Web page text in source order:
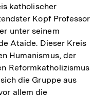
katholischer
Kopf Professor
unter seinem
Ataide. Dieser Kreis
Humanismus, der
Reformkatholizismus
die Gruppe aus
allem die